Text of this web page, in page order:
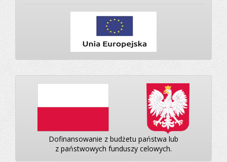
Dofinansowanie z budżetu państwa lub
z państwowych funduszy celowych.